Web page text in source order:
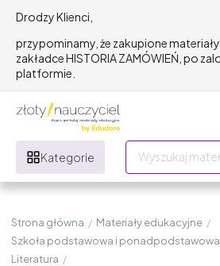
Drodzy Klienci,
przypominamy, że zakupione
zakładce HISTORIA ZAMÓWIEŃ, po
platformie.
Kategorie
Strona główna / Materiały edukacyjne /
Szkoła podstawowa i ponadpodstawowa
Literatura /